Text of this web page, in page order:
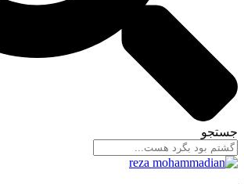
جستجو